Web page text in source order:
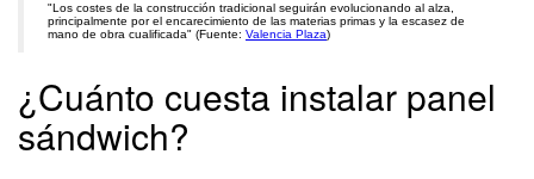
"Los costes de la construcción tradicional seguirán evolucionando al alza,
principalmente por el encarecimiento de las materias primas y la escasez de
mano de obra cualificada" (Fuente: Valencia Plaza)
¿Cuánto cuesta instalar panel
sándwich?